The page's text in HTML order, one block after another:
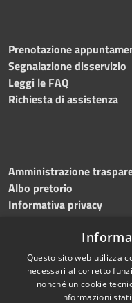
Prenotazione
Segnalazione disservizio
Leggi le FAQ
Richiesta di assistenza
Amministrazione
Albo pretorio
Informativa privacy
Dichiarazione di
Questo sito web utilizza
necessari al corretto
nonché un cookie
informazioni